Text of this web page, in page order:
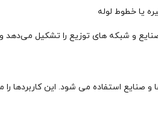
یا خطوط لوله
صنایع و شبکه‌ های توزیع را تشکیل
صنایع استفاده می شود. این کاربردها